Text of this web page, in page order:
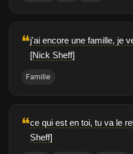
❝j'ai encore une famille, je
[Nick Sheff]
Famille
❝ce qui est en toi, tu va le
Sheff]